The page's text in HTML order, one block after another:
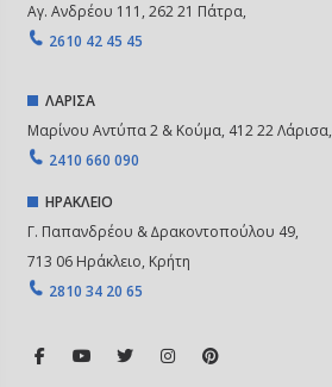
Αγ. Ανδρέου 111, 262 21 Πάτρα,
2610 42 45 45
ΛΑΡΙΣΑ
Μαρίνου Αντύπα 2 & Κούμα, 412 22 Λάρισα,
2410 660 090
ΗΡΑΚΛΕΙΟ
Γ. Παπανδρέου & ∆ρακοντοπούλου 49,
713 06 Ηράκλειο, Κρήτη
2810 34 20 65